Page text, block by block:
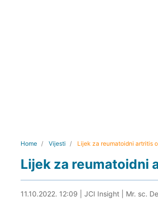
Home Vijesti Lijek za reumatoidni artritis
Lijek za reumatoidni
11.10.2022. 12:29
11.10.2022. 12:09 JCI Insight| Mr. sc.